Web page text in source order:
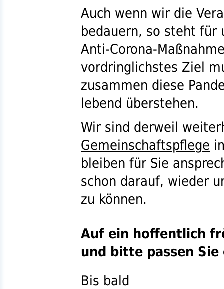
Auch wenn wir die
bedauern, so steht für
Anti-Corona-
vordringlichstes Ziel
zusammen diese
lebend überstehen.
Wir sind derweil
Gemeinschaftspflege
bleiben für Sie
schon darauf, wieder
zu können.
Auf ein hoffentlich
und bitte passen
Bis bald